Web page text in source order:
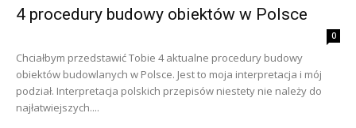
4 procedury budowy obiektów w Polsce
0
Chciałbym przedstawić Tobie 4 aktualne procedury budowy
obiektów budowlanych w Polsce. Jest to moja interpretacja i mój
podział. Interpretacja polskich przepisów niestety nie należy do
najłatwiejszych....